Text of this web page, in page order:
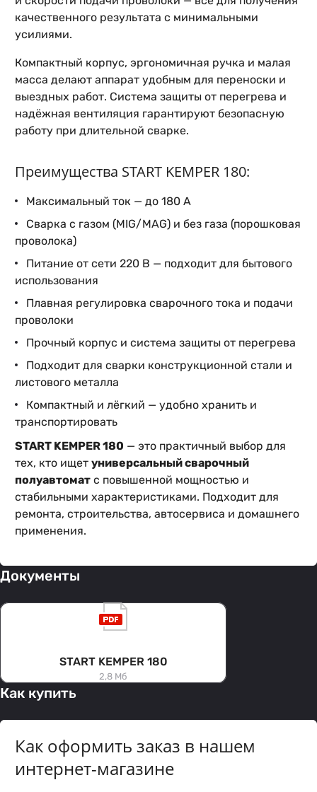
качественного результата с минимальными
усилиями.
Компактный корпус, эргономичная ручка и малая
масса делают аппарат удобным для переноски и
выездных работ. Система защиты от перегрева и
надёжная вентиляция гарантируют безопасную
работу при длительной сварке.
Преимущества START KEMPER 180:
Максимальный ток — до 180 А
Сварка с газом (MIG/MAG) и без газа (порошковая
проволока)
Питание от сети 220 В — подходит для бытового
использования
Плавная регулировка сварочного тока и подачи
проволоки
Прочный корпус и система защиты от перегрева
Подходит для сварки конструкционной стали и
листового металла
Компактный и лёгкий — удобно хранить и
транспортировать
START KEMPER 180 — это практичный выбор для
тех, кто ищет универсальный сварочный
полуавтомат с повышенной мощностью и
стабильными характеристиками. Подходит для
ремонта, строительства, автосервиса и домашнего
применения.
Документы
START KEMPER 180
2,8 Мб
Как купить
Как оформить заказ в нашем
интернет-магазине